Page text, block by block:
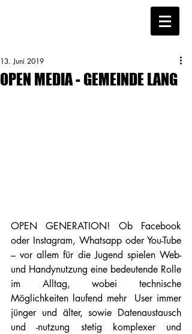
OPEN MEDIA - GEMEINDE LANG
13. Juni 2019
OPEN GENERATION! Ob Facebook
oder Instagram, Whatsapp oder You-Tube
– vor allem für die Jugend spielen Web-
und Handynutzung eine bedeutende Rolle
im Alltag, wobei technische
Möglichkeiten laufend mehr  User immer
jünger und älter, sowie Datenaustausch
und -nutzung stetig komplexer und